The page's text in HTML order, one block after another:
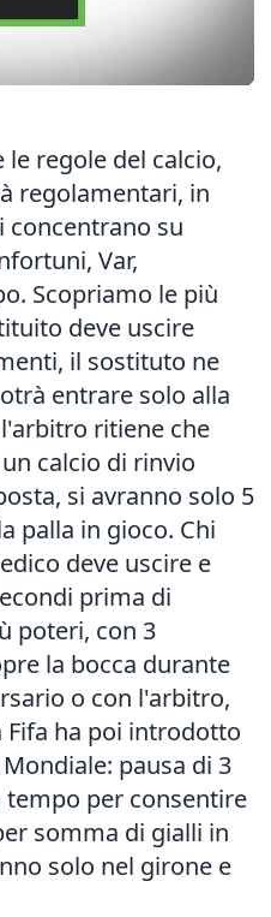
le regole del calcio,
regolamentari, in
concentrano su
Var,
Scopriamo le più
deve uscire
il sostituto ne
entrare solo alla
ritiene che
calcio di rinvio
si avranno solo 5
palla in gioco. Chi
deve uscire e
prima di
poteri, con 3
la bocca durante
o con l'arbitro,
Fifa ha poi introdotto
pausa di 3
tempo per consentire
somma di gialli in
solo nel girone e